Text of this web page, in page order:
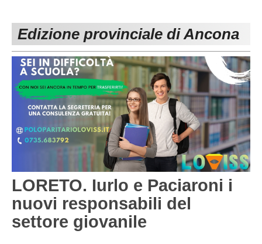
Carica la tua Rosa
1^ CATEGORIA
2^ CATEGORIA
3^ CATEGORIA
GIOVANILI
Edizione provinciale di Ancona
LORETO. Iurlo e Paciaroni i
nuovi responsabili del
settore giovanile